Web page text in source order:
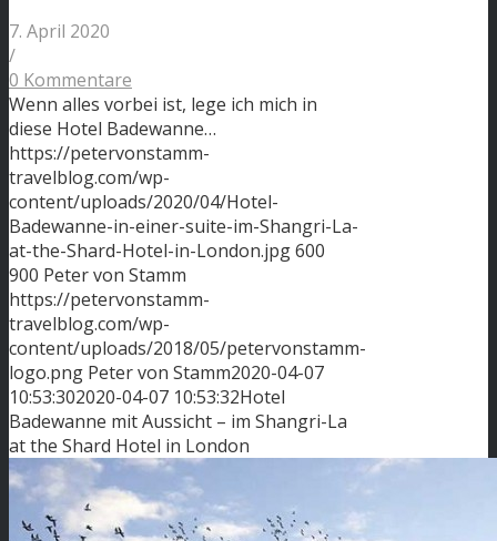
7. April 2020
/
0 Kommentare
Wenn alles vorbei ist, lege ich mich in
diese Hotel Badewanne…
https://petervonstamm-
travelblog.com/wp-
content/uploads/2020/04/Hotel-
Badewanne-in-einer-suite-im-Shangri-La-
at-the-Shard-Hotel-in-London.jpg600
900 Peter von Stamm
https://petervonstamm-
travelblog.com/wp-
content/uploads/2018/05/petervonstamm-
logo.png Peter von Stamm2020-04-07
10:53:302020-04-07 10:53:32Hotel
Badewanne mit Aussicht – im Shangri-La
at the Shard Hotel in London